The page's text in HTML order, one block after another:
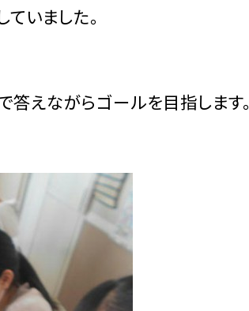
ていました。
答えながらゴールを目指します。